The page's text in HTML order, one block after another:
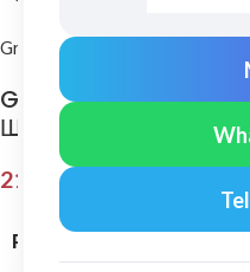
Grand Line
Grand Line: Колено
Шоколад
215,00
РАЗМЕР СИСТЕМЫ